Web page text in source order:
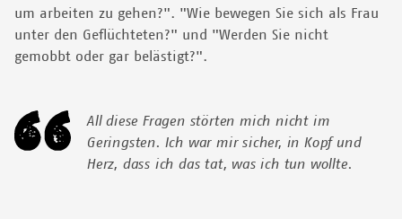
um arbeiten zu gehen?". "Wie bewegen Sie sich als Frau
unter den Geflüchteten?" und "Werden Sie nicht
gemobbt oder gar belästigt?".
All diese Fragen störten mich nicht im
Geringsten. Ich war mir sicher, in Kopf und
Herz, dass ich das tat, was ich tun wollte.